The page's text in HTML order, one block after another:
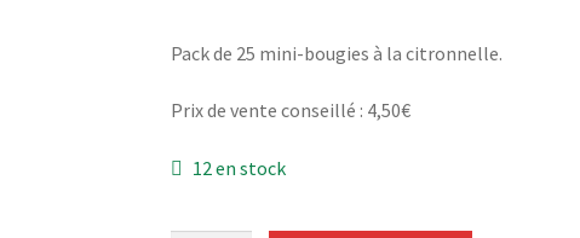
Pack de 25 mini-bougies à la citronnelle.
Prix de vente conseillé : 4,50€
12 en stock